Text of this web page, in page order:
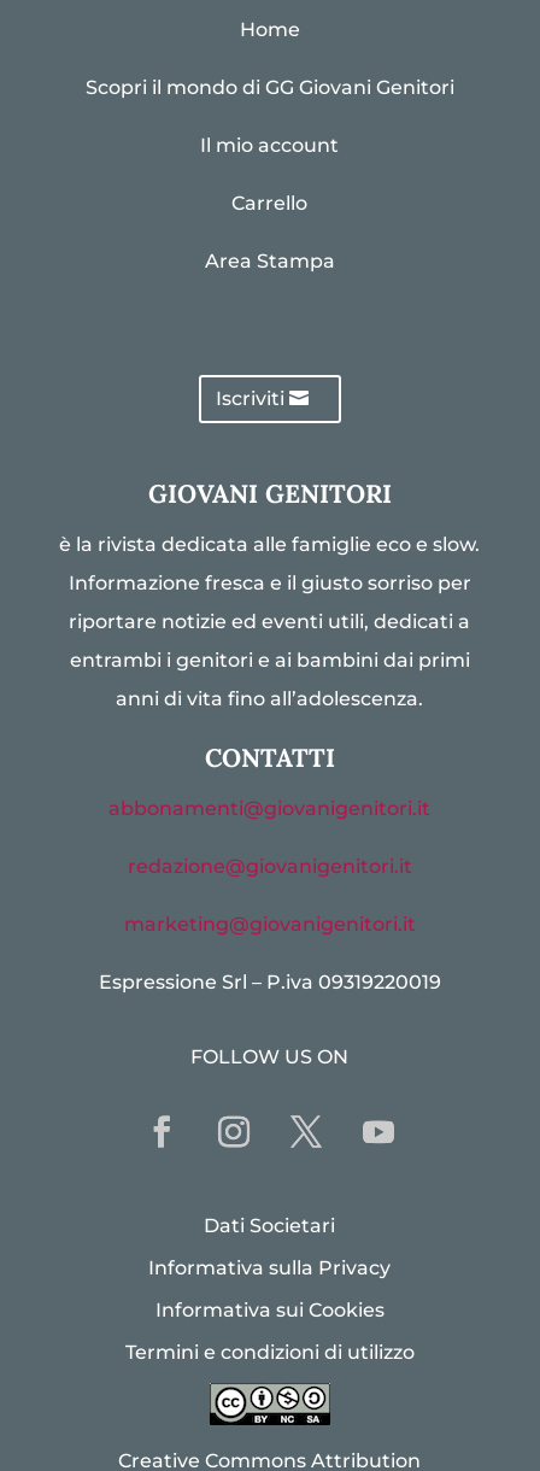
Home
Scopri il mondo di GG Giovani Genitori
Il mio account
Carrello
Area Stampa
Iscriviti
GIOVANI GENITORI
è la rivista dedicata alle famiglie eco e slow.
Informazione fresca e il giusto sorriso per
riportare notizie ed eventi utili, dedicati a
entrambi i genitori e ai bambini dai primi
anni di vita fino all’adolescenza.
CONTATTI
abbonamenti@giovanigenitori.it
redazione@giovanigenitori.it
marketing@giovanigenitori.it
Espressione Srl – P.iva 09319220019
FOLLOW US ON
Dati Societari
Informativa sulla Privacy
Informativa sui Cookies
Termini e condizioni di utilizzo
Creative Commons Attribution